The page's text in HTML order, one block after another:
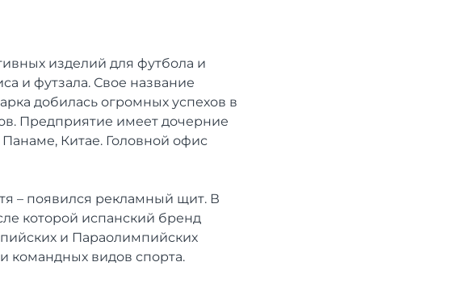
изделий для футбола и
и футзала. Свое название
добилась огромных успехов в
Предприятие имеет дочерние
Китае. Головной офис
– появился рекламный щит. В
которой испанский бренд
и Параолимпийских
командных видов спорта.